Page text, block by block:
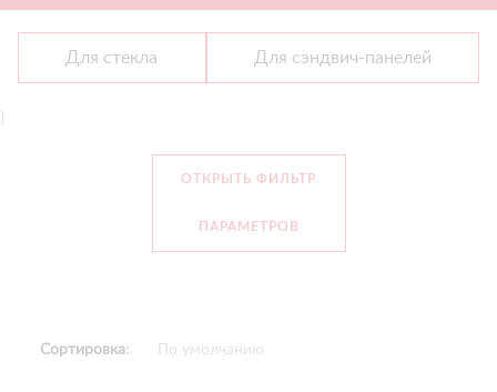
Для стекла Для сэндвич-панелей
ОТКРЫТЬ ФИЛЬТР
ПАРАМЕТРОВ
Сортировка: